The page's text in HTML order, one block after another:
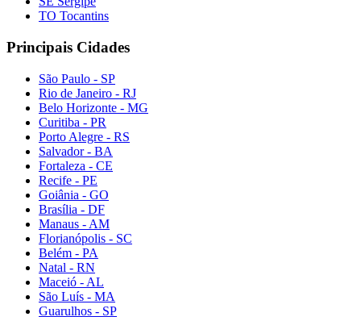
TO Tocantins
Principais Cidades
São Paulo - SP
Rio de Janeiro - RJ
Belo Horizonte - MG
Curitiba - PR
Porto Alegre - RS
Salvador - BA
Fortaleza - CE
Recife - PE
Goiânia - GO
Brasília - DF
Manaus - AM
Florianópolis - SC
Belém - PA
Natal - RN
Maceió - AL
São Luís - MA
Guarulhos - SP